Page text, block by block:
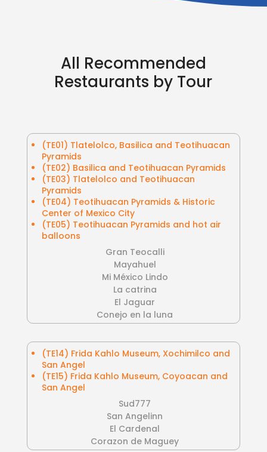
All Recommended
Restaurants by Tour
(TE01) Tlatelolco, Basilica and Teotihuacan
Pyramids
(TE02) Basilica and Teotihuacan Pyramids
(TE03) Tlatelolco and Teotihuacan
Pyramids
(TE04) Teotihuacan Pyramids & Historic
Center of Mexico City
(TE05) Teotihuacan Pyramids and hot air
balloons
Gran Teocalli
Mayahuel
Mi México Lindo
La catrina
El Jaguar
Conejo en la luna
(TE14) Frida Kahlo Museum, Xochimilco and
San Angel
(TE15) Frida Kahlo Museum, Coyoacan and
San Angel
Sud777
San Angelinn
El Cardenal
Corazon de Maguey